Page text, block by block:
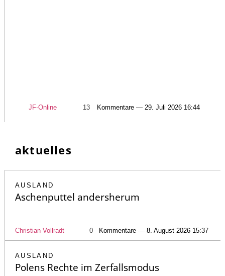
JF-Online 13 Kommentare — 29. Juli 2026 16:44
aktuelles
AUSLAND
Aschenputtel andersherum
Christian Vollradt 0 Kommentare — 8. August 2026 15:37
AUSLAND
Polens Rechte im Zerfallsmodus